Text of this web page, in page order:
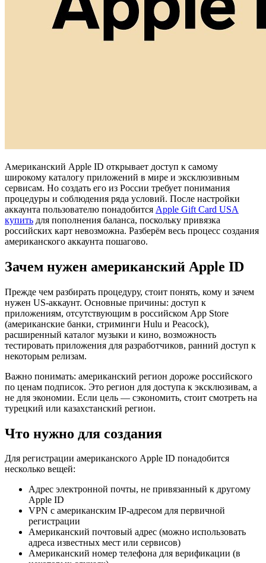
Американский Apple ID открывает доступ к самому
широкому каталогу приложений в мире и эксклюзивным
сервисам. Но создать его из России требует понимания
процедуры и соблюдения ряда условий. После настройки
аккаунта пользователю понадобится Apple Gift Card USA
купить для пополнения баланса, поскольку привязка
российских карт невозможна. Разберём весь процесс создания
американского аккаунта пошагово.
Зачем нужен американский Apple ID
Прежде чем разбирать процедуру, стоит понять, кому и зачем
нужен US-аккаунт. Основные причины: доступ к
приложениям, отсутствующим в российском App Store
(американские банки, стриминги Hulu и Peacock),
расширенный каталог музыки и кино, возможность
тестировать приложения для разработчиков, ранний доступ к
некоторым релизам.
Важно понимать: американский регион дороже российского
по ценам подписок. Это регион для доступа к эксклюзивам, а
не для экономии. Если цель — сэкономить, стоит смотреть на
турецкий или казахстанский регион.
Что нужно для создания
Для регистрации американского Apple ID понадобится
несколько вещей:
Адрес электронной почты, не привязанный к другому
Apple ID
VPN с американским IP-адресом для первичной
регистрации
Американский почтовый адрес (можно использовать
адреса известных мест или сервисов)
Американский номер телефона для верификации (в